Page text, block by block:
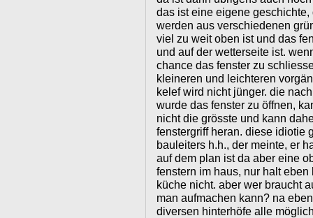
das ist eine eigene
werden aus verschiedenen
viel zu weit oben ist und das
und auf der wetterseite ist.
chance das fenster zu
kleineren und leichteren
kelef wird nicht jünger. die
wurde das fenster zu öffnen,
nicht die grösste und kann
fenstergriff heran. diese idiotie
bauleiters h.h., der meinte, er
auf dem plan ist da aber eine
fenstern im haus, nur halt
küche nicht. aber wer braucht
man aufmachen kann? na
diversen hinterhöfe alle